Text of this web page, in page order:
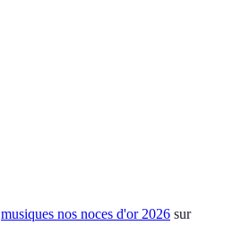
musiques nos noces d'or 2026 sur